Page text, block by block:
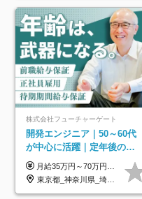
株式会社フューチャーゲート
開発エンジニア｜50～60代
が中心に活躍｜定年後の給
与減ナシ｜年収50万円アッ
プ実績／昇給率92％（直近3
年）
月給35万円～70万円（固定残業代30時間分63,869円～を含む）+賞与年1回 ※30時間を超える分は別途支給します ●これまでのご経験・スキル・前職給与をできる限り考慮します ●待機期間も給与を100％支給します ●試用期間中も給与や福利厚生は同じです ≪年収を維持しながら長く働けます！≫ 一般的な企業では55歳や60歳を機に年収が下がりますが、 当社は役職などではなく「スキルや経験」で評価。 エンジニアとして長く働きながら あなたにふさわしい年収を維持できます！
東京都_神奈川県_埼玉県_千葉県